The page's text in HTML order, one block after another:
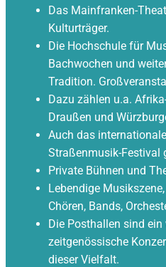
Das Mainfranken-
Kulturträger.
Die Hochschule für
Bachwochen und
Tradition.
Dazu zählen u.a.
Draußen und
Auch das
Straßenmusik-Festival
Private Bühnen und
Lebendige
Chören, Bands,
Die Posthallen sind
zeitgenössische
dieser Vielfalt.